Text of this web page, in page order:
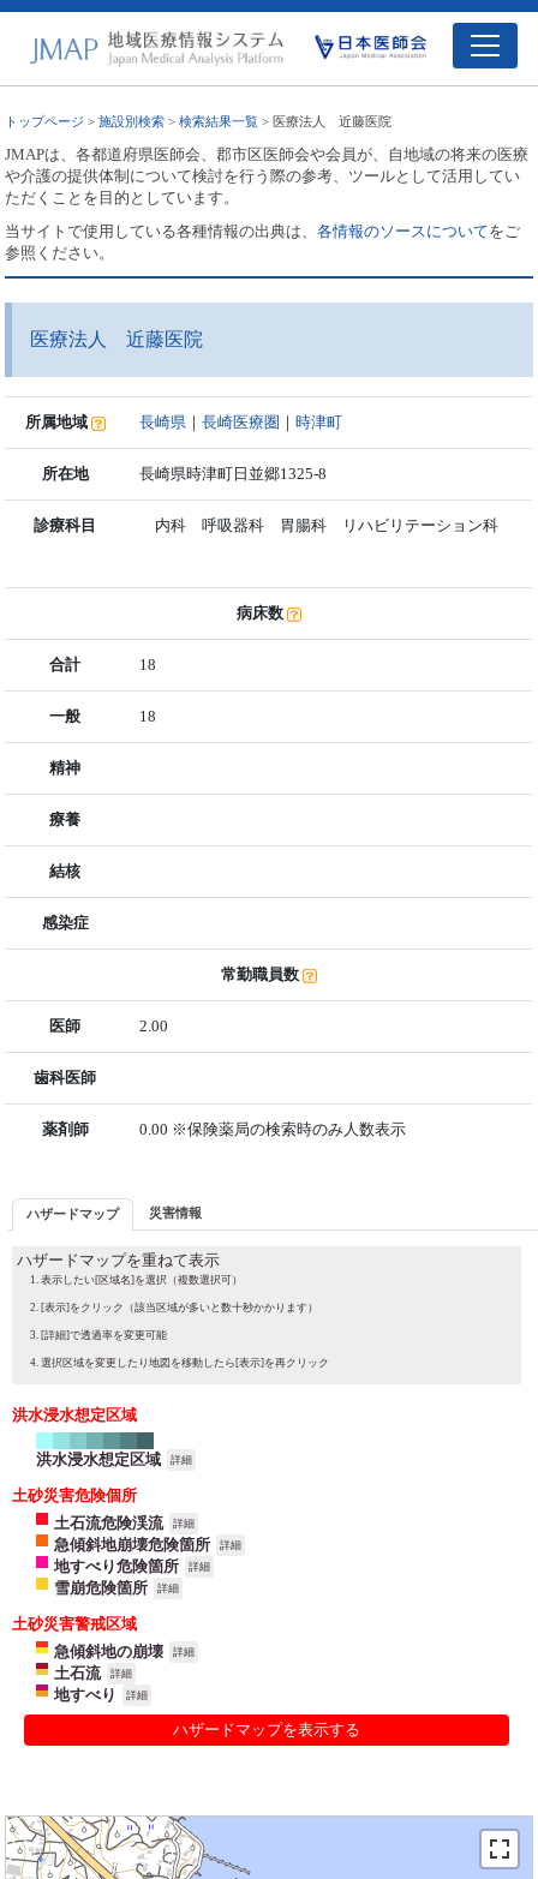
トップページ >施設別検索 >検索結果一覧 > 医療法人 近藤医院
JMAPは、各都道府県医師会、郡市区医師会や会員が、自地域の将来の医療
や介護の提供体制について検討を行う際の参考、ツールとして活用してい
ただくことを目的としています。
当サイトで使用している各種情報の出典は、各情報のソースについてをご
参照ください。
医療法人 近藤医院
所属地域 長崎県 ｜長崎医療圏 ｜時津町
所在地 長崎県時津町日並郷1325-8
診療科目 内科 呼吸器科 胃腸科 リハビリテーション科
病床数
合計 18
一般 18
精神
療養
結核
感染症
常勤職員数
医師 2.00
歯科医師
薬剤師 0.00 ※保険薬局の検索時のみ人数表示
ハザードマップ 災害情報
ハザードマップを重ねて表示
表示したい[区域名]を選択（複数選択可）
[表示]をクリック（該当区域が多いと数十秒かかります）
[詳細]で透過率を変更可能
選択区域を変更したり地図を移動したら[表示]を再クリック
洪水浸水想定区域
洪水浸水想定区域 詳細
土砂災害危険個所
土石流危険渓流
詳細
急傾斜地崩壊危険箇所 詳細
地すべり危険箇所 詳細
雪崩危険箇所 詳細
土砂災害警戒区域
急傾斜地の崩壊
詳細
土石流 詳細
地すべり 詳細
ハザードマップを表示する